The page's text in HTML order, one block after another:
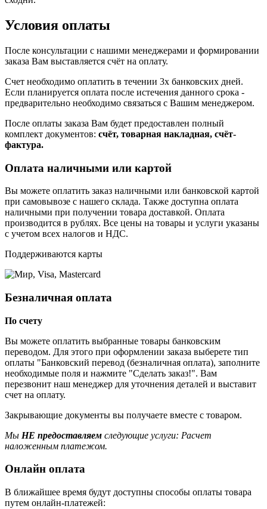
Условия оплаты
После консультации с нашими менеджерами и формировании
заказа Вам выставляется счёт на оплату.
Счет необходимо оплатить в течении 3х банковских дней.
Если планируется оплата после истечения данного срока -
предварительно необходимо связаться с Вашим менеджером.
После оплаты заказа Вам будет предоставлен полный
комплект документов: счёт, товарная накладная, счёт-
фактура.
Оплата наличными или картой
Вы можете оплатить заказ наличными или банковской картой
при самовывозе с нашего склада. Также доступна оплата
наличными при получении товара доставкой. Оплата
производится в рублях. Все цены на товары и услуги указаны
с учетом всех налогов и НДС.
Поддерживаются карты
Безналичная оплата
По счету
Вы можете оплатить выбранные товары банковским
переводом. Для этого при оформлении заказа выберете тип
оплаты "Банковский перевод (безналичная оплата), заполните
необходимые поля и нажмите "Сделать заказ!". Вам
перезвонит наш менеджер для уточнения деталей и выставит
счет на оплату.
Закрывающие документы вы получаете вместе с товаром.
Мы НЕ предоставляем следующие услуги: Расчет
наложенным платежом.
Онлайн оплата
В ближайшее время будут доступны способы оплаты товара
путем онлайн-платежей: